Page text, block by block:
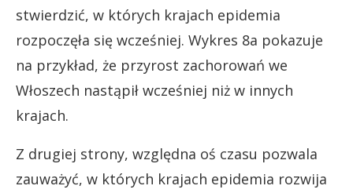
stwierdzić, w których krajach epidemia
rozpoczęła się wcześniej. Wykres 8a pokazuje
na przykład, że przyrost zachorowań we
Włoszech nastąpił wcześniej niż w innych
krajach.
Z drugiej strony, względna oś czasu pozwala
zauważyć, w których krajach epidemia rozwija